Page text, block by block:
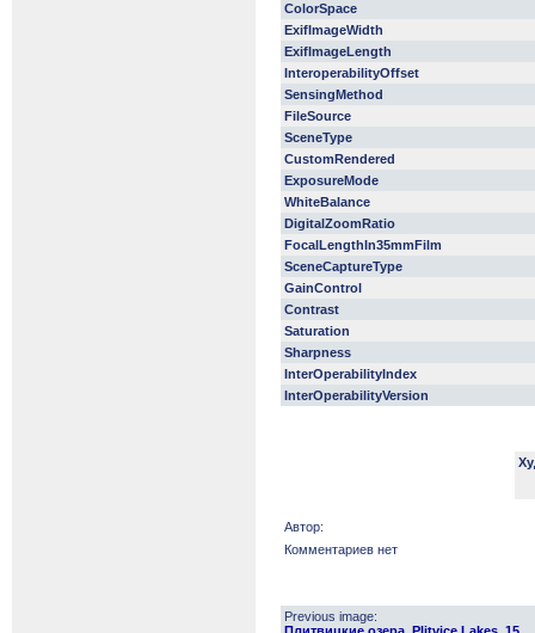
ColorSpace
ExifImageWidth
ExifImageLength
InteroperabilityOffset
SensingMethod
FileSource
SceneType
CustomRendered
ExposureMode
WhiteBalance
DigitalZoomRatio
FocalLengthIn35mmFilm
SceneCaptureType
GainControl
Contrast
Saturation
Sharpness
InterOperabilityIndex
InterOperabilityVersion
Автор:
Комментариев нет
Previous image: